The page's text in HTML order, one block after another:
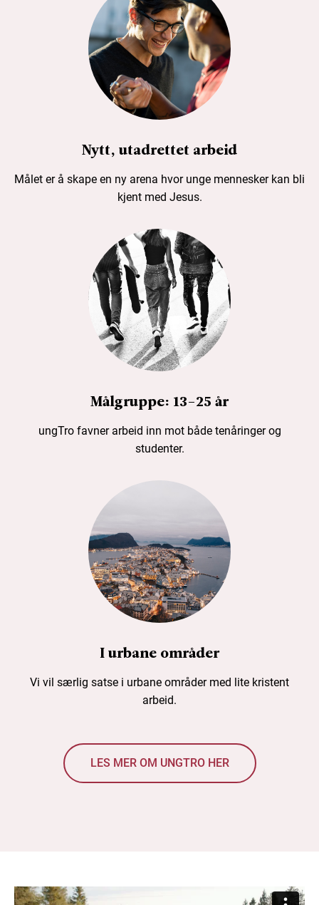
Nytt, utadrettet arbeid
Målet er å skape en ny arena hvor unge mennesker kan bli
kjent med Jesus.
Målgruppe: 13-25 år
ungTro favner arbeid inn mot både tenåringer og
studenter.
I urbane områder
Vi vil særlig satse i urbane områder med lite kristent
arbeid.
LES MER OM UNGTRO HER